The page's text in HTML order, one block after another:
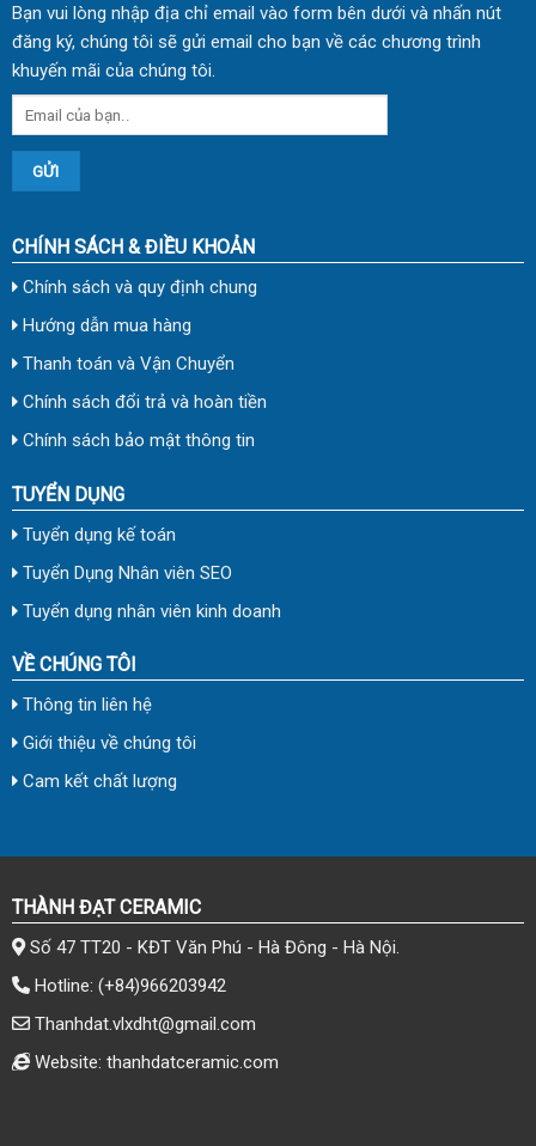
Bạn vui lòng nhập địa chỉ email vào form bên dưới và nhấn nút
đăng ký, chúng tôi sẽ gửi email cho bạn về các chương trình
khuyến mãi của chúng tôi.
CHÍNH SÁCH & ĐIỀU KHOẢN
Chính sách và quy định chung
Hướng dẫn mua hàng
Thanh toán và Vận Chuyển
Chính sách đổi trả và hoàn tiền
Chính sách bảo mật thông tin
TUYỂN DỤNG
Tuyển dụng kế toán
Tuyển Dụng Nhân viên SEO
Tuyển dụng nhân viên kinh doanh
VỀ CHÚNG TÔI
Thông tin liên hệ
Giới thiệu về chúng tôi
Cam kết chất lượng
THÀNH ĐẠT CERAMIC
Số 47 TT20 - KĐT Văn Phú - Hà Đông - Hà Nội.
Hotline: (+84)966203942
Thanhdat.vlxdht@gmail.com
Website: thanhdatceramic.com